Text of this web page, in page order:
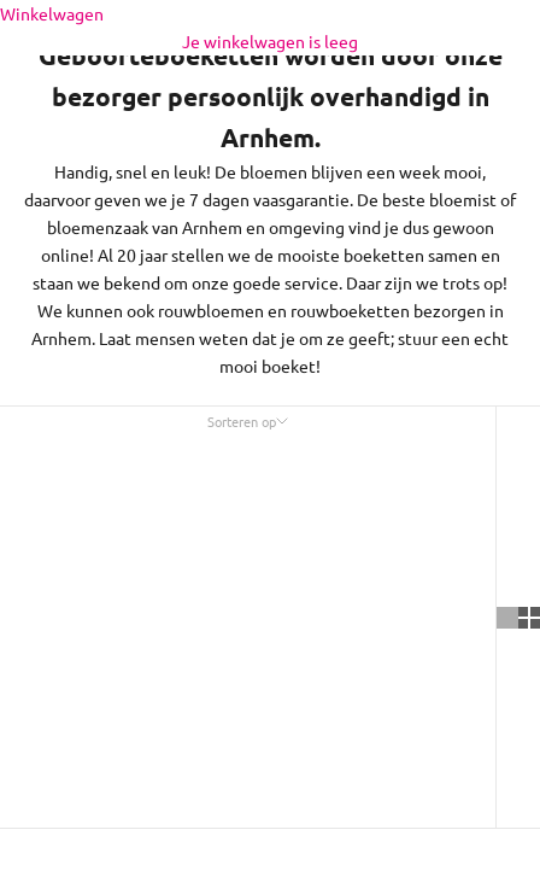
Naar inhoud
Winkelwagen
Je winkelwagen is leeg
regio daaromheen, op zon- en feestdagen bezorgen we niet.
Geboorteboeketten worden door onze
bezorger persoonlijk overhandigd in
Arnhem.
Handig, snel en leuk! De bloemen blijven een week mooi,
daarvoor geven we je 7 dagen vaasgarantie. De beste bloemist of
bloemenzaak van Arnhem en omgeving vind je dus gewoon
online! Al 20 jaar stellen we de mooiste boeketten samen en
staan we bekend om onze goede service. Daar zijn we trots op!
We kunnen ook rouwbloemen en rouwboeketten bezorgen in
Arnhem. Laat mensen weten dat je om ze geeft; stuur een echt
mooi boeket!
Sorteren op